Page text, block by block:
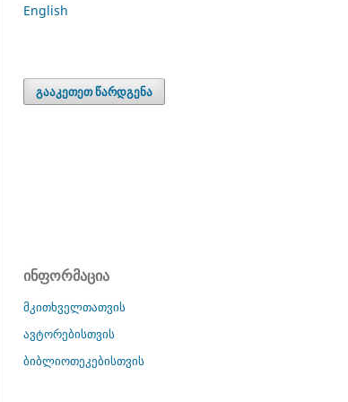
English
გააკეთეთ წარდგენა
ინფორმაცია
მკითხველთათვის
ავტორებისთვის
ბიბლიოთეკებისთვის